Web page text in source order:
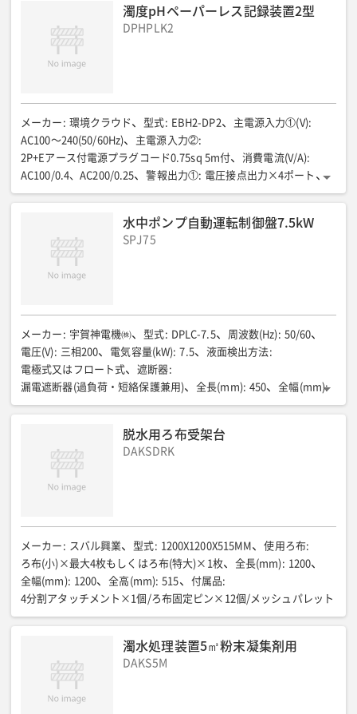
濁度pHペーパーレス記録装置2型
DPHPLK2
メーカー : 環境クラウド 型式: EBH2-DP2 主電源入力①(V):
AC100〜240(50/60Hz)
主電源入力②:
2P+Eアース付電源プラグコード0.75sq 5m付
消費電流(V/A):
AC100/0.4、AC200/0.25
警報出力①: 電圧接点出力×4ポート
警報出力②: pHオーバー/アンダー:1ポート 警報出力③:
負荷容量:0.5Aを超える場合は適度なサージ吸収回路を附加
警報出力⑤: 抵抗負荷 125V 2A/DC30V 2A
無電圧接点出力×1ポート
排水ポンプ 警報出力③: 抵抗負荷 AC110V 7A/DC24V 5A
排水ポンプ 警報出力④:
誘導負荷 AC110V 5A/DC24V 3A
電源ヒューズ EDAM部:
A250V 2.0A ミゼットヒューズ(φ5.2×20mm)
SD/MMC カードスロット:
2GB以下のSDカード(フォーマット形式＝FAT16)
LANポート:
DC4-20mA pH計用、濁度計用各1ポート
計測器データ信号入力②: (接続シールドケーブル付属)
計測器データ信号入力④(mg/L)
富士化学製 濁度モニター/濁度モニターⅡ型/pHモニター
使用環境温湿度(℃/rh)
0〜50(非凍結/非結露)/85%以下 付属品
計測器用通信ケーブル 3芯0.5sq×5m、2本
SDカードデータ保持時間(分): 10 日時保持期間
供給電源なし約30日間
全長(mm): 300(360:取付板含む)
全幅(mm): 120 全高(mm): 300 取付板設置時 全幅×全高(mm):
9.8(11.2/単管取付け用クランプ4個を付けた場合)
水中ポンプ自動運転制御盤7.5kW
SPJ75
メーカー : 宇賀神電機㈱ 型式: DPLC-7.5 周波数(Hz): 50/60
電圧(V): 三相200 電気容量(kW): 7.5 液面検出方法:
電極式又はフロート式
遮断器:
漏電遮断器(過負荷・短絡保護兼用)
全長(mm): 450 全幅(mm):
250
全高(mm): 450
脱水用ろ布受架台
DAKSDRK
メーカー : スバル興業 型式: 1200X1200X515MM 使用ろ布:
ろ布(小)×最大4枚もしくはろ布(特大)×1枚
全長(mm): 1200
全幅(mm): 1200 全高(mm): 515 付属品:
4分割アタッチメント×1個/ろ布固定ピン×12個/メッシュパレット
濁水処理装置5㎥粉末凝集剤用
DAKS5M